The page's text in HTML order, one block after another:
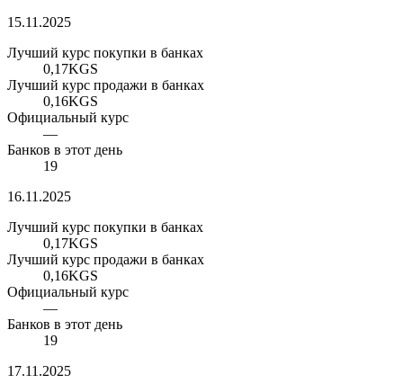
15.11.2025
Лучший курс покупки в банках
0,17KGS
Лучший курс продажи в банках
0,16KGS
Официальный курс
—
Банков в этот день
19
16.11.2025
Лучший курс покупки в банках
0,17KGS
Лучший курс продажи в банках
0,16KGS
Официальный курс
—
Банков в этот день
19
17.11.2025